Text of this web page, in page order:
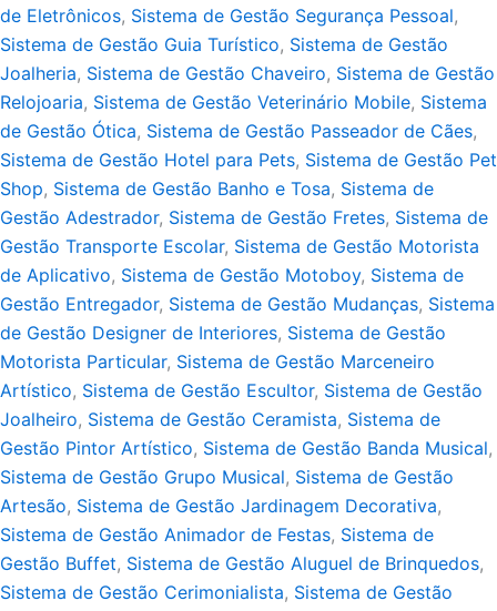
de Eletrônicos, Sistema de Gestão Segurança Pessoal,
Sistema de Gestão Guia Turístico, Sistema de Gestão
Joalheria, Sistema de Gestão Chaveiro, Sistema de Gestão
Relojoaria, Sistema de Gestão Veterinário Mobile, Sistema
de Gestão Ótica, Sistema de Gestão Passeador de Cães,
Sistema de Gestão Hotel para Pets, Sistema de Gestão Pet
Shop, Sistema de Gestão Banho e Tosa, Sistema de
Gestão Adestrador, Sistema de Gestão Fretes, Sistema de
Gestão Transporte Escolar, Sistema de Gestão Motorista
de Aplicativo, Sistema de Gestão Motoboy, Sistema de
Gestão Entregador, Sistema de Gestão Mudanças, Sistema
de Gestão Designer de Interiores, Sistema de Gestão
Motorista Particular, Sistema de Gestão Marceneiro
Artístico, Sistema de Gestão Escultor, Sistema de Gestão
Joalheiro, Sistema de Gestão Ceramista, Sistema de
Gestão Pintor Artístico, Sistema de Gestão Banda Musical,
Sistema de Gestão Grupo Musical, Sistema de Gestão
Artesão, Sistema de Gestão Jardinagem Decorativa,
Sistema de Gestão Animador de Festas, Sistema de
Gestão Buffet, Sistema de Gestão Aluguel de Brinquedos,
Sistema de Gestão Cerimonialista, Sistema de Gestão